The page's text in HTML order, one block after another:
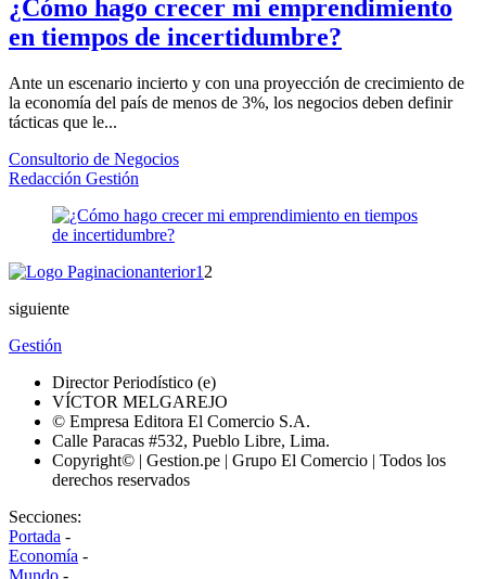
¿Cómo hago crecer mi emprendimiento
en tiempos de incertidumbre?
Ante un escenario incierto y con una proyección de crecimiento de
la economía del país de menos de 3%, los negocios deben definir
tácticas que le...
Consultorio de Negocios
Redacción Gestión
anterior1 2
siguiente
Gestión
Director Periodístico (e)
VÍCTOR MELGAREJO
© Empresa Editora El Comercio S.A.
Calle Paracas #532, Pueblo Libre, Lima.
Copyright© | Gestion.pe | Grupo El Comercio | Todos los
derechos reservados
Secciones:
Portada -
Economía -
Mundo -